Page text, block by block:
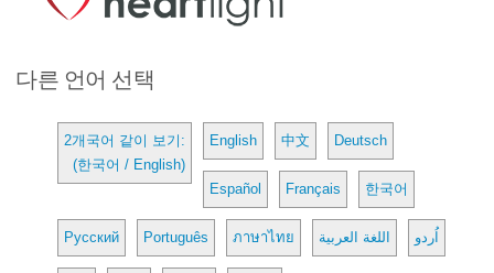
다른 언어 선택
2개국어 같이 보기:
(한국어 / English)
English 中文 Deutsch
Español Français 한국어
Русский Português ภาษาไทย اللغة العربية اُردو